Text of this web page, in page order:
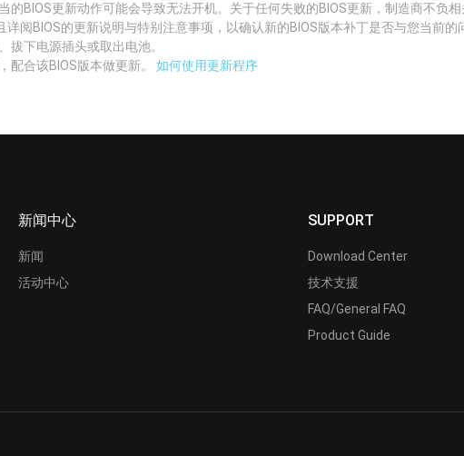
的BIOS更新动作可能会导致无法开机。关于任何失败的BIOS更新，制造商不负相
阅BIOS的更新说明与特别注意事项，以确认新的BIOS版本补丁是否与您当前的
拔下电源插头或取出电池。
配合该BIOS版本做更新。 如何使用更新程序
新闻中心
新闻
活动中心
SUPPORT
Download Center
技术支援
FAQ/General FAQ
Product Guide